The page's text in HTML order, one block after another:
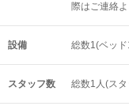
際はご連絡
設備 総数1(ベッ
スタッフ数 総数1人(ス